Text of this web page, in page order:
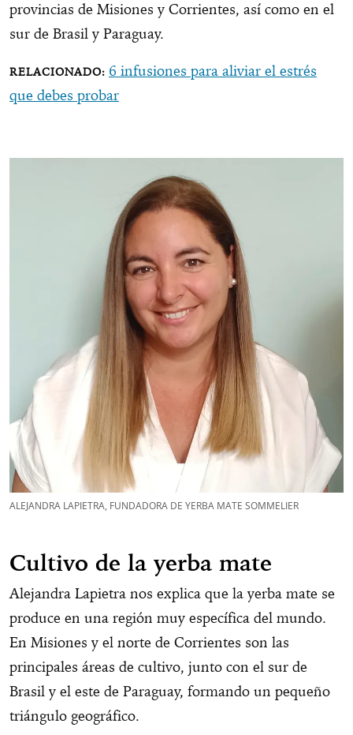
provincias de Misiones y Corrientes, así como en el
sur de Brasil y Paraguay.
6 infusiones para aliviar el estrés
que debes probar
ALEJANDRA LAPIETRA, FUNDADORA DE YERBA MATE SOMMELIER
Cultivo de la yerba mate
Alejandra Lapietra nos explica que la yerba mate se
produce en una región muy específica del mundo.
En Misiones y el norte de Corrientes son las
principales áreas de cultivo, junto con el sur de
Brasil y el este de Paraguay, formando un pequeño
triángulo geográfico.